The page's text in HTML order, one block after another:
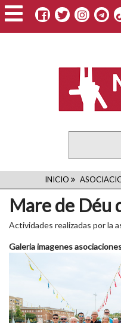
Pasar
al
contenido
INICIO
Mare de Déu
Actividades realizadas por la
Galeria imagenes